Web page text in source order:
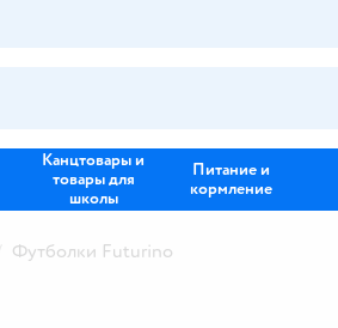
Канцтовары и
товары для
школы
Питание и
кормление
Футболки Futurino